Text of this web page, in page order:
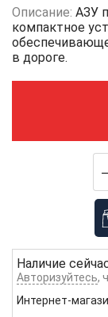
Описание: АЗУ
компактное
в дороге.
Наличие
Авторизуйтесь,
Интернет-